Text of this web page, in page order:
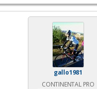
gallo1981
CONTINENTAL PRO